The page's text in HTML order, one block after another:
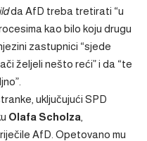
da AfD treba tretirati “u
kao bilo koju drugu
zastupnici “sjede
željeli nešto reći” i da “te
uključujući SPD
Olafa Scholza
AfD. Opetovano mu